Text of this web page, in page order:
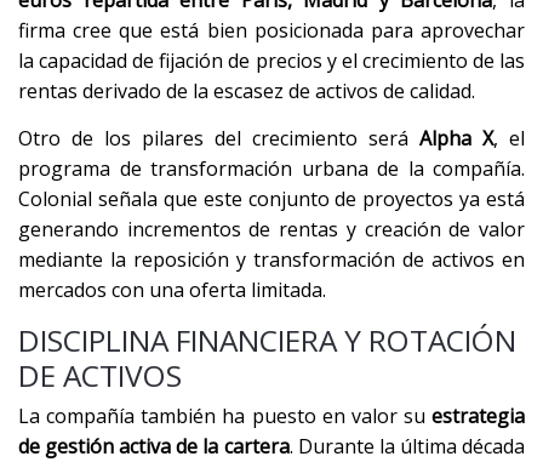
firma cree que está bien posicionada para aprovechar
la capacidad de fijación de precios y el crecimiento de las
rentas derivado de la escasez de activos de calidad.
Otro de los pilares del crecimiento será Alpha X, el
programa de transformación urbana de la compañía.
Colonial señala que este conjunto de proyectos ya está
generando incrementos de rentas y creación de valor
mediante la reposición y transformación de activos en
mercados con una oferta limitada.
DISCIPLINA FINANCIERA Y ROTACIÓN
DE ACTIVOS
La compañía también ha puesto en valor su estrategia
de gestión activa de la cartera. Durante la última década